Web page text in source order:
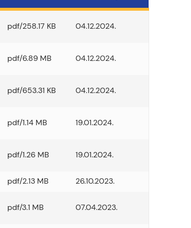
pdf/258.17 KB 04.12.2024.
pdf/6.89 MB 04.12.2024.
pdf/653.31 KB 04.12.2024.
pdf/1.14 MB 19.01.2024.
pdf/1.26 MB 19.01.2024.
pdf/2.13 MB
26.10.2023.
pdf/3.1 MB 07.04.2023.